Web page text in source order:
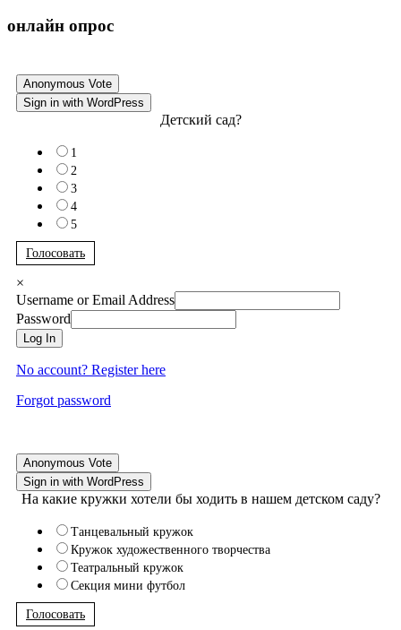
онлайн опрос
Anonymous Vote
Sign in with WordPress
Детский сад?
1
2
3
4
5
Голосовать
×
Username or Email Address
Password
Log In
No account? Register here
Forgot password
Anonymous Vote
Sign in with WordPress
На какие кружки хотели бы ходить в нашем детском саду?
Танцевальный кружок
Кружок художественного творчества
Театральный кружок
Секция мини футбол
Голосовать